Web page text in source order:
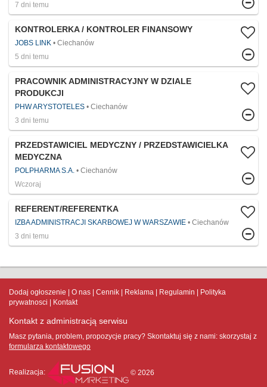
7 dni temu
KONTROLERKA / KONTROLER FINANSOWY
JOBS LINK
Ciechanów
5 dni temu
PRACOWNIK ADMINISTRACYJNY W DZIALE
PRODUKCJI
PHW ARYSTOTELES
Ciechanów
3 dni temu
PRZEDSTAWICIEL MEDYCZNY / PRZEDSTAWICIELKA
MEDYCZNA
POLPHARMA S.A.
Ciechanów
Wczoraj
REFERENT/REFERENTKA
IZBA ADMINISTRACJI SKARBOWEJ W WARSZAWIE
Ciechanów
3 dni temu
Dodaj ogłoszenie O nas Cennik Reklama Regulamin
Polityka
prywatnosci
Kontakt
Kontakt z administracją serwisu
Masz pytania, problem, propozycje pracy? Skontaktuj się z nami: skorzystaj z
formularza kontaktowego
Realizacja: © 2026